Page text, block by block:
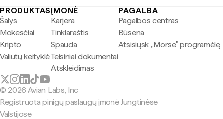
PRODUKTAS
Šalys
Mokesčiai
Kripto
Valiutų keityklė
ĮMONĖ
Karjera
Tinklaraštis
Spauda
Teisiniai dokumentai
Atskleidimas
PAGALBA
Pagalbos centras
Būsena
Atsisiųsk „Morse" programėlę
© 2026 Avian Labs, Inc
Registruota pinigų paslaugų įmonė Jungtinėse
Valstijose